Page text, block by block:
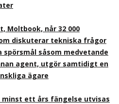
Moltbook, når 32 000
diskuterar tekniska frågor
såsom medvetande
agent, utgör samtidigt en
ägare
ett års fängelse utvisas